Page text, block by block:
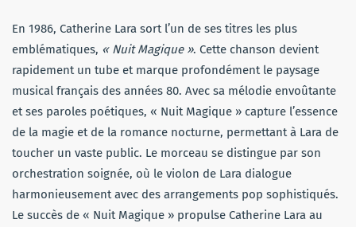
En 1986, Catherine Lara sort l’un de ses titres les plus
emblématiques, « Nuit Magique ». Cette chanson devient
rapidement un tube et marque profondément le paysage
musical français des années 80. Avec sa mélodie envoûtante
et ses paroles poétiques, « Nuit Magique » capture l’essence
de la magie et de la romance nocturne, permettant à Lara de
toucher un vaste public. Le morceau se distingue par son
orchestration soignée, où le violon de Lara dialogue
harmonieusement avec des arrangements pop sophistiqués.
Le succès de « Nuit Magique » propulse Catherine Lara au